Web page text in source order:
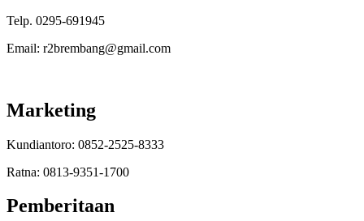
Telp. 0295-691945
Email: r2brembang@gmail.com
Marketing
Kundiantoro: 0852-2525-8333
Ratna: 0813-9351-1700
Pemberitaan